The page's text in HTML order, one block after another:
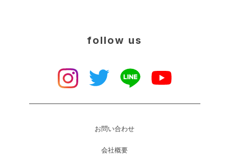
follow us
お問い合わせ
会社概要